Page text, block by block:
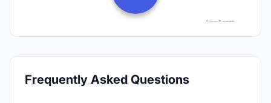
Frequently Asked Questions